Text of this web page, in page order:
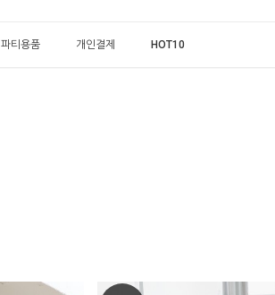
파티용품 개인결제 HOT10